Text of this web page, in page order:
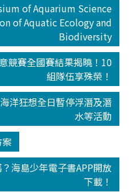
of Aquarium Science
of Aquatic Ecology and
Biodiversity
競賽全國賽結果揭曉！10
組隊伍享殊榮！
洋狂想全日暫停浮潛及潛
水等活動
海島少年電子書APP開放
下載！